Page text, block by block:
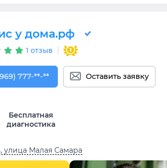
у дома.рф
1 отзыв
777-50-55
777-**-** Оставить заявку
Бесплатная
диагностика
улица Малая Самара